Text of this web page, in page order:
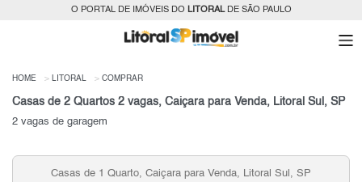
O PORTAL DE IMÓVEIS DO LITORALDE SÃO PAULO
HOME LITORAL COMPRAR
Casas de 2 Quartos 2 vagas, Caiçara para Venda, Litoral Sul, SP
2 vagas de garagem
Casas de 1 Quarto, Caiçara para Venda, Litoral Sul, SP